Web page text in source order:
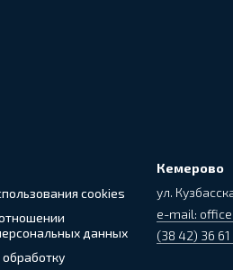
cookies
данных
Кемерово
ул.
e-mail:
(38 42) 36